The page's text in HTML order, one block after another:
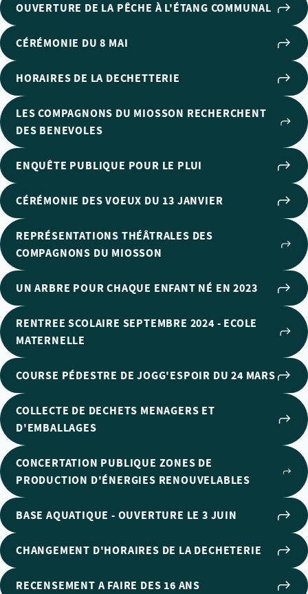
OUVERTURE DE LA PÊCHE À L'ÉTANG COMMUNAL
CÉRÉMONIE DU 8 MAI
HORAIRES DE LA DECHETTERIE
LES COMPAGNONS DU MIOSSON RECHERCHENT
DES BENEVOLES
ENQUÊTE PUBLIQUE POUR LE PLUI
CÉRÉMONIE DES VOEUX DU 13 JANVIER
REPRÉSENTATIONS THÉÂTRALES DES
COMPAGNONS DU MIOSSON
UN ARBRE POUR CHAQUE ENFANT NÉ EN 2023
RENTREE SCOLAIRE SEPTEMBRE 2024 - ECOLE
MATERNELLE
COURSE PÉDESTRE DE JOGG'ESPOIR DU 24 MARS
COLLECTE DE DECHETS MENAGERS ET
D'EMBALLAGES
CONCERTATION PUBLIQUE ZONES DE
PRODUCTION D'ÉNERGIES RENOUVELABLES
BASE AQUATIQUE - OUVERTURE LE 3 JUIN
CHANGEMENT D'HORAIRES DE LA DECHETERIE
RECENSEMENT A FAIRE DES 16 ANS